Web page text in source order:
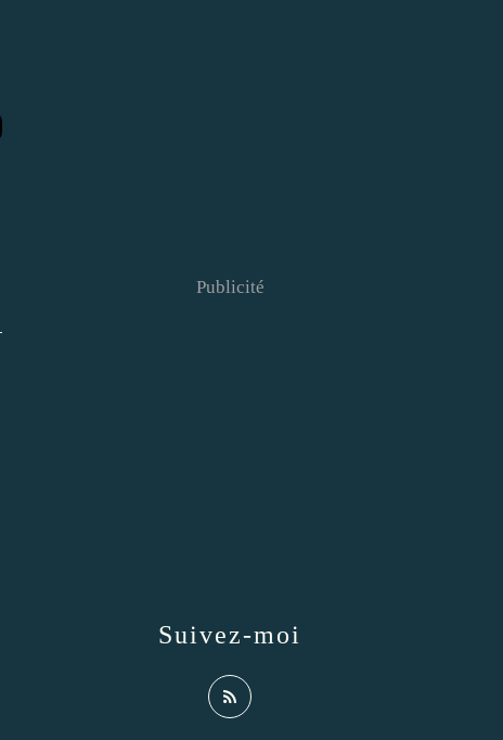
Suivez-moi
Publicité